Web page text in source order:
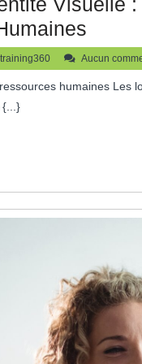
En
training360 training360
Aucun
{...}